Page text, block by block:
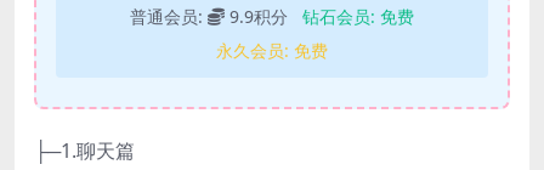
普通会员: 9.9积分 钻石会员: 免费
永久会员: 免费
├─1.聊天篇